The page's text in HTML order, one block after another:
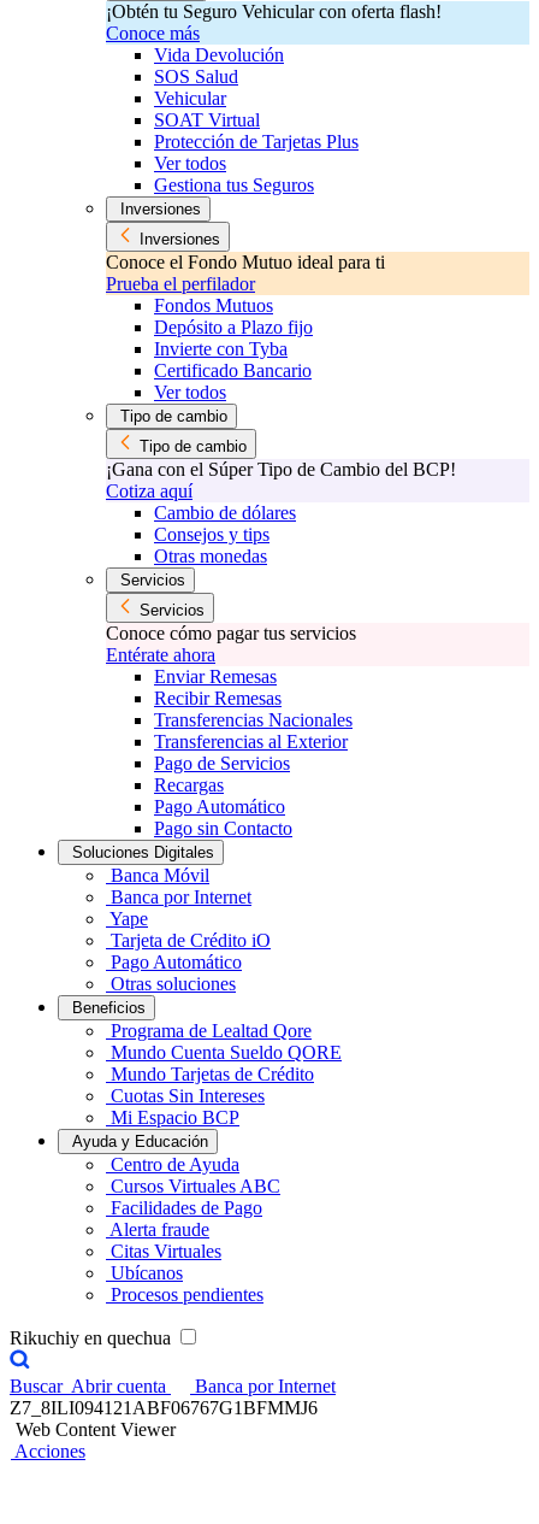
¡Obtén tu Seguro Vehicular con oferta flash!
Conoce más
Vida Devolución
SOS Salud
Vehicular
SOAT Virtual
Protección de Tarjetas Plus
Ver todos
Gestiona tus Seguros
Inversiones
Inversiones
Conoce el Fondo Mutuo ideal para ti
Prueba el perfilador
Fondos Mutuos
Depósito a Plazo fijo
Invierte con Tyba
Certificado Bancario
Ver todos
Tipo de cambio
Tipo de cambio
¡Gana con el Súper Tipo de Cambio del BCP!
Cotiza aquí
Cambio de dólares
Consejos y tips
Otras monedas
Servicios
Servicios
Conoce cómo pagar tus servicios
Entérate ahora
Enviar Remesas
Recibir Remesas
Transferencias Nacionales
Transferencias al Exterior
Pago de Servicios
Recargas
Pago Automático
Pago sin Contacto
Soluciones Digitales
Banca Móvil
Banca por Internet
Yape
Tarjeta de Crédito iO
Pago Automático
Otras soluciones
Beneficios
Programa de Lealtad Qore
Mundo Cuenta Sueldo QORE
Mundo Tarjetas de Crédito
Cuotas Sin Intereses
Mi Espacio BCP
Ayuda y Educación
Centro de Ayuda
Cursos Virtuales ABC
Facilidades de Pago
Alerta fraude
Citas Virtuales
Ubícanos
Procesos pendientes
Rikuchiy en quechua
Buscar Abrir cuenta
Banca por Internet
Z7_8ILI094121ABF06767G1BFMMJ6
Web Content Viewer
Acciones